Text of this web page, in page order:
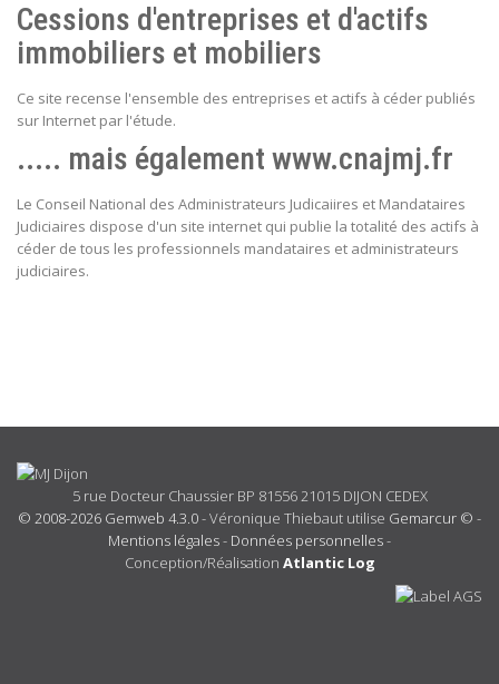
Cessions d'entreprises et d'actifs
immobiliers et mobiliers
Ce site recense l'ensemble des entreprises et actifs à céder publiés
sur Internet par l'étude.
..... mais également www.cnajmj.fr
Le Conseil National des Administrateurs Judicaiires et Mandataires
Judiciaires dispose d'un site internet qui publie la totalité des actifs à
céder de tous les professionnels mandataires et administrateurs
judiciaires.
5 rue Docteur Chaussier BP 81556 21015 DIJON CEDEX
© 2008-2026 Gemweb 4.3.0- Véronique Thiebaut utilise Gemarcur © -
Mentions légales- Données personnelles-
Conception/Réalisation Atlantic Log